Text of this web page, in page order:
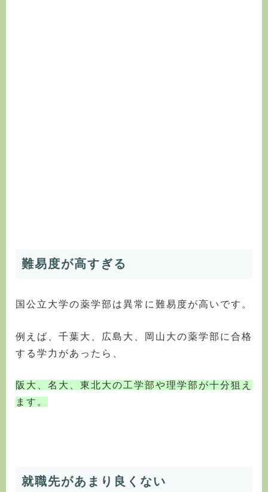
難易度が高すぎる
国公立大学の薬学部は異常に難易度が高いです。
例えば、千葉大、広島大、岡山大の薬学部に合格
する学力があったら、
阪大、名大、東北大の工学部や理学部が十分狙え
ます。
就職先があまり良くない